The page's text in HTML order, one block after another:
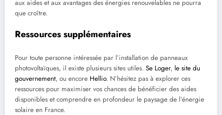
aux aides et aux avantages des énergies renouvelables ne pourra
que croître.
Ressources supplémentaires
Pour toute personne intéressée par l’installation de panneaux
photovoltaïques, il existe plusieurs sites utiles. Se Loger, le site du
gouvernement, ou encore Hellio. N’hésitez pas à explorer ces
ressources pour maximiser vos chances de bénéficier des aides
disponibles et comprendre en profondeur le paysage de l’énergie
solaire en France.